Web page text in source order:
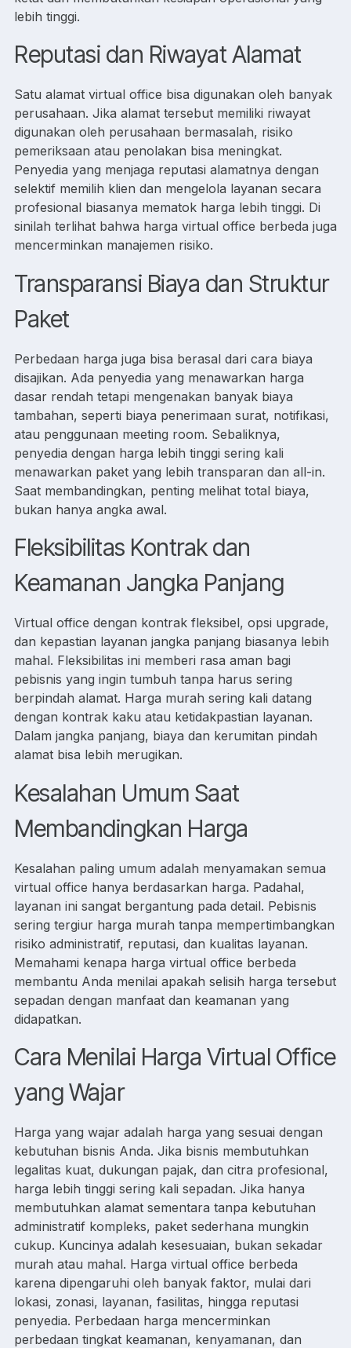
lebih tinggi.
Reputasi dan Riwayat Alamat
Satu alamat virtual office bisa digunakan oleh banyak
perusahaan. Jika alamat tersebut memiliki riwayat
digunakan oleh perusahaan bermasalah, risiko
pemeriksaan atau penolakan bisa meningkat.
Penyedia yang menjaga reputasi alamatnya dengan
selektif memilih klien dan mengelola layanan secara
profesional biasanya mematok harga lebih tinggi. Di
sinilah terlihat bahwa harga virtual office berbeda juga
mencerminkan manajemen risiko.
Transparansi Biaya dan Struktur
Paket
Perbedaan harga juga bisa berasal dari cara biaya
disajikan. Ada penyedia yang menawarkan harga
dasar rendah tetapi mengenakan banyak biaya
tambahan, seperti biaya penerimaan surat, notifikasi,
atau penggunaan meeting room. Sebaliknya,
penyedia dengan harga lebih tinggi sering kali
menawarkan paket yang lebih transparan dan all-in.
Saat membandingkan, penting melihat total biaya,
bukan hanya angka awal.
Fleksibilitas Kontrak dan
Keamanan Jangka Panjang
Virtual office dengan kontrak fleksibel, opsi upgrade,
dan kepastian layanan jangka panjang biasanya lebih
mahal. Fleksibilitas ini memberi rasa aman bagi
pebisnis yang ingin tumbuh tanpa harus sering
berpindah alamat. Harga murah sering kali datang
dengan kontrak kaku atau ketidakpastian layanan.
Dalam jangka panjang, biaya dan kerumitan pindah
alamat bisa lebih merugikan.
Kesalahan Umum Saat
Membandingkan Harga
Kesalahan paling umum adalah menyamakan semua
virtual office hanya berdasarkan harga. Padahal,
layanan ini sangat bergantung pada detail. Pebisnis
sering tergiur harga murah tanpa mempertimbangkan
risiko administratif, reputasi, dan kualitas layanan.
Memahami kenapa harga virtual office berbeda
membantu Anda menilai apakah selisih harga tersebut
sepadan dengan manfaat dan keamanan yang
didapatkan.
Cara Menilai Harga Virtual Office
yang Wajar
Harga yang wajar adalah harga yang sesuai dengan
kebutuhan bisnis Anda. Jika bisnis membutuhkan
legalitas kuat, dukungan pajak, dan citra profesional,
harga lebih tinggi sering kali sepadan. Jika hanya
membutuhkan alamat sementara tanpa kebutuhan
administratif kompleks, paket sederhana mungkin
cukup. Kuncinya adalah kesesuaian, bukan sekadar
murah atau mahal. Harga virtual office berbeda
karena dipengaruhi oleh banyak faktor, mulai dari
lokasi, zonasi, layanan, fasilitas, hingga reputasi
penyedia. Perbedaan harga mencerminkan
perbedaan tingkat keamanan, kenyamanan, dan